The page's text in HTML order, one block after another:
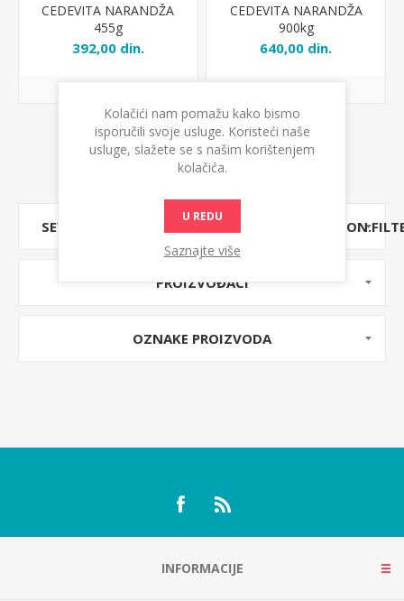
CEDEVITA NARANDŽA
455g
392,00 din.
CEDEVITA NARANDŽA
900kg
640,00 din.
PROIZVOĐAČI
OZNAKE PROIZVODA
INFORMACIJE
Kolačići nam pomažu kako bismo
isporučili svoje usluge. Koristeći naše
usluge, slažete se s našim korištenjem
kolačića.
U REDU
Saznajte više